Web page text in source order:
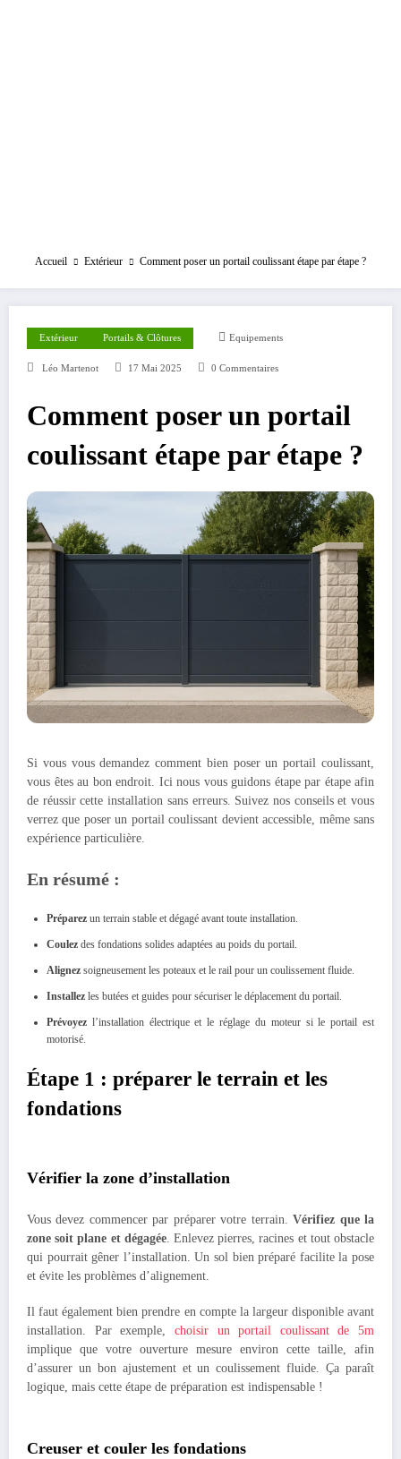
Accueil Extérieur Comment poser un portail coulissant étape par étape ?
Extérieur Portails & Clôtures Equipements
Léo Martenot 17 Mai 2025 0 Commentaires
Comment poser un portail
coulissant étape par étape ?
Si vous vous demandez comment bien poser un portail coulissant,
vous êtes au bon endroit. Ici nous vous guidons étape par étape afin
de réussir cette installation sans erreurs. Suivez nos conseils et vous
verrez que poser un portail coulissant devient accessible, même sans
expérience particulière.
En résumé :
Préparez un terrain stable et dégagé avant toute installation.
Coulez des fondations solides adaptées au poids du portail.
Alignez soigneusement les poteaux et le rail pour un coulissement fluide.
Installez les butées et guides pour sécuriser le déplacement du portail.
Prévoyez l’installation électrique et le réglage du moteur si le portail est
motorisé.
Étape 1 : préparer le terrain et les
fondations
Vérifier la zone d’installation
Vous devez commencer par préparer votre terrain.Vérifiez que la
zone soit plane et dégagée. Enlevez pierres, racines et tout obstacle
qui pourrait gêner l’installation. Un sol bien préparé facilite la pose
et évite les problèmes d’alignement.
Il faut également bien prendre en compte la largeur disponible avant
installation. Par exemple, choisir un portail coulissant de 5m
implique que votre ouverture mesure environ cette taille, afin
d’assurer un bon ajustement et un coulissement fluide. Ça paraît
logique, mais cette étape de préparation est indispensable !
Creuser et couler les fondations